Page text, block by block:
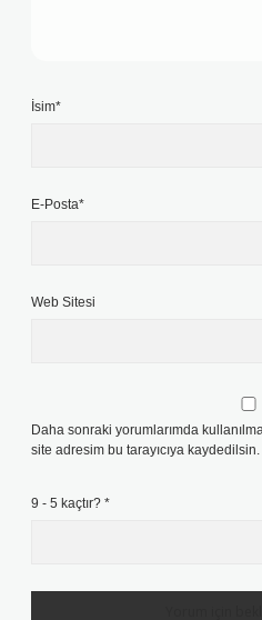
İsim*
E-Posta*
Web Sitesi
Daha sonraki yorumlarımda
site adresim bu tarayıcıya kaydedilsin.
9 - 5 kaçtır? *